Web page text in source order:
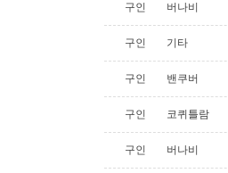
구인 버나비
구인 기타
구인 밴쿠버
구인 코퀴틀람
구인 버나비